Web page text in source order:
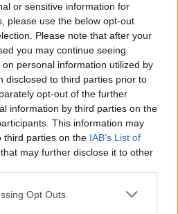
or sensitive information for
please use the below opt-out
Please note that after your
you may continue seeing
personal information utilized by
disclosed to third parties prior to
opt-out of the further
information by third parties on the
This information may
third parties on the IAB’s List of
that may further disclose it to other
Opt Outs
rész
rész
a fiatal lányokat 14. rész